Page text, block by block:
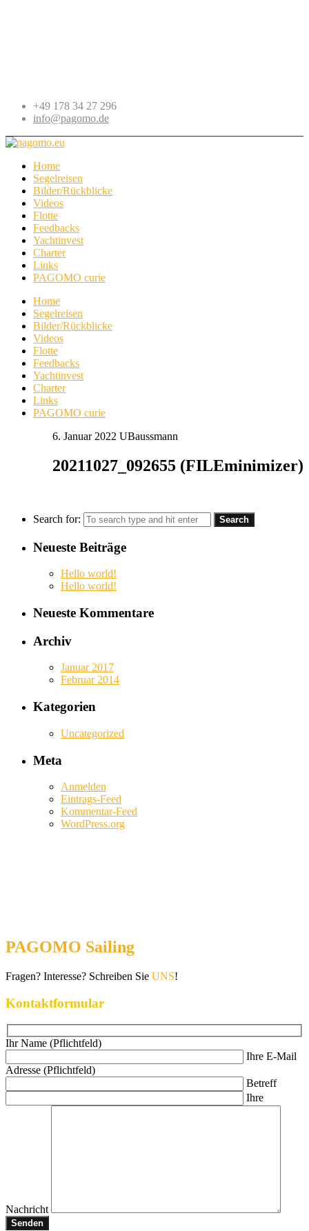
+49 178 34 27 296
info@pagomo.de
Home
Segelreisen
Bilder/Rückblicke
Videos
Flotte
Feedbacks
Yachtinvest
Charter
Links
PAGOMO curie
Home
Segelreisen
Bilder/Rückblicke
Videos
Flotte
Feedbacks
Yachtinvest
Charter
Links
PAGOMO curie
6. Januar 2022 UBaussmann
20211027_092655 (FILEminimizer)
Search for:
Neueste Beiträge
Hello world!
Hello world!
Neueste Kommentare
Archiv
Januar 2017
Februar 2014
Kategorien
Uncategorized
Meta
Anmelden
Eintrags-Feed
Kommentar-Feed
WordPress.org
PAGOMO Sailing
Fragen? Interesse? Schreiben Sie UNS!
Kontaktformular
Ihr Name (Pflichtfeld)
Ihre E-Mail
Adresse (Pflichtfeld)
Betreff
Ihre
Nachricht